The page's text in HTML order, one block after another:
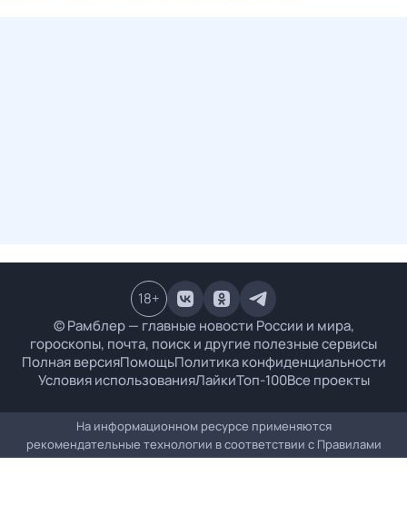
© Рамблер — главные новости России и мира,
гороскопы, почта, поиск и другие полезные сервисы
Полная версияПомощьПолитика конфиденциальности
Условия использованияЛайкиТоп-100Все проекты
18+
На информационном ресурсе применяются
рекомендательные технологии в соответствии с Правилами